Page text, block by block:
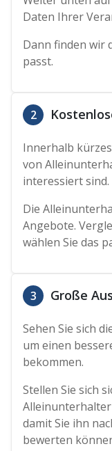
Daten Ihrer
Dann finden wir
passt.
2
Innerhalb
von
interessiert sind.
Die
Angebote.
wählen Sie das
3 Große
Sehen Sie sich
um einen
bekommen.
Stellen Sie sich
damit Sie ihn
bewerten